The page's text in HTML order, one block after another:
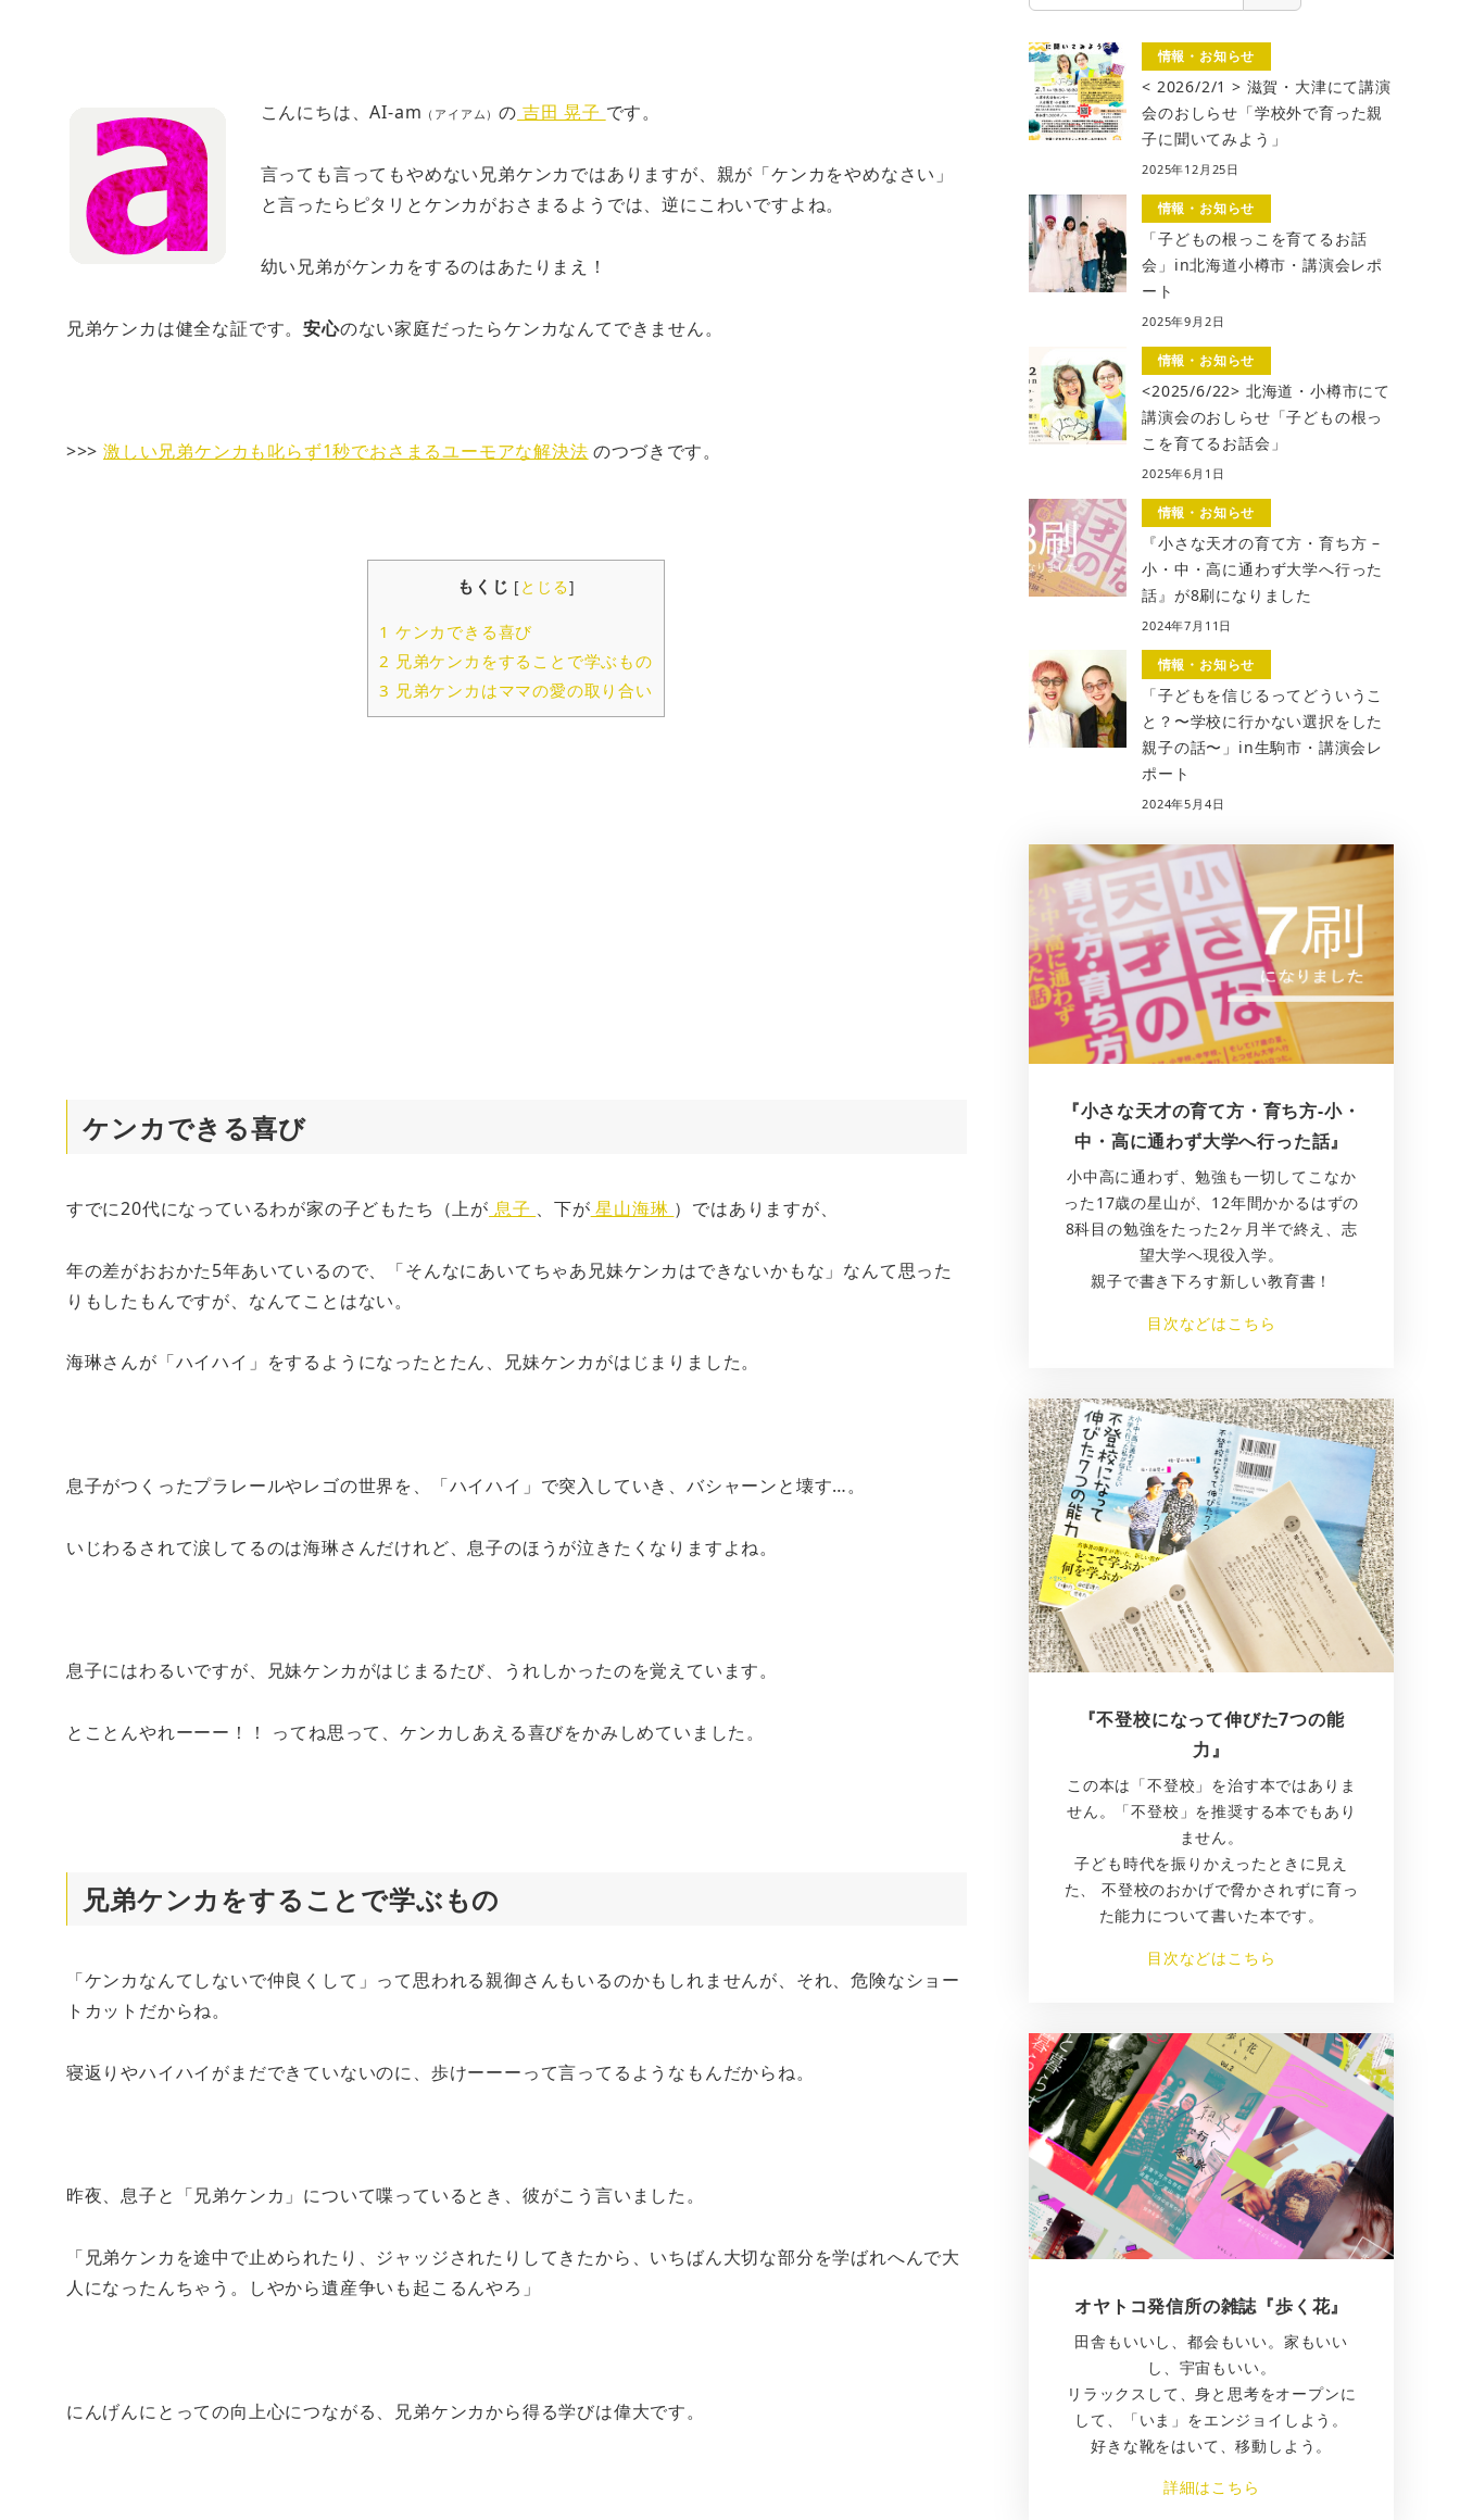
こんにちは、AI-am （アイアム）の 吉田 晃子 です。
言っても言ってもやめない兄弟ケンカではありますが、親が「ケンカをやめなさい」
と言ったらピタリとケンカがおさまるようでは、逆にこわいですよね。
幼い兄弟がケンカをするのはあたりまえ！
兄弟ケンカは健全な証です。安心のない家庭だったらケンカなんてできません。
>>> 激しい兄弟ケンカも叱らず1秒でおさまるユーモアな解決法 のつづきです。
もくじ [とじる]
1 ケンカできる喜び
2 兄弟ケンカをすることで学ぶもの
3 兄弟ケンカはママの愛の取り合い
ケンカできる喜び
すでに20代になっているわが家の子どもたち（上が 息子 、下が 星山海琳 ）ではありますが、
年の差がおおかた5年あいているので、「そんなにあいてちゃあ兄妹ケンカはできないかもな」なんて思った
りもしたもんですが、なんてことはない。
海琳さんが「ハイハイ」をするようになったとたん、兄妹ケンカがはじまりました。
息子がつくったプラレールやレゴの世界を、「ハイハイ」で突入していき、バシャーンと壊す…。
いじわるされて涙してるのは海琳さんだけれど、息子のほうが泣きたくなりますよね。
息子にはわるいですが、兄妹ケンカがはじまるたび、うれしかったのを覚えています。
とことんやれーーー！！ ってね思って、ケンカしあえる喜びをかみしめていました。
兄弟ケンカをすることで学ぶもの
「ケンカなんてしないで仲良くして」って思われる親御さんもいるのかもしれませんが、それ、危険なショー
トカットだからね。
寝返りやハイハイがまだできていないのに、歩けーーーって言ってるようなもんだからね。
昨夜、息子と「兄弟ケンカ」について喋っているとき、彼がこう言いました。
「兄弟ケンカを途中で止められたり、ジャッジされたりしてきたから、いちばん大切な部分を学ばれへんで大
人になったんちゃう。しやから遺産争いも起こるんやろ」
にんげんにとっての向上心につながる、兄弟ケンカから得る学びは偉大です。
情報・お知らせ
< 2026/2/1 > 滋賀・大津にて講演
会のおしらせ「学校外で育った親
子に聞いてみよう」
2025年12月25日
情報・お知らせ
「子どもの根っこを育てるお話
会」in北海道小樽市・講演会レポ
ート
2025年9月2日
情報・お知らせ
<2025/6/22> 北海道・小樽市にて
講演会のおしらせ「子どもの根っ
こを育てるお話会」
2025年6月1日
情報・お知らせ
『小さな天才の育て方・育ち方 –
小・中・高に通わず大学へ行った
話』が8刷になりました
2024年7月11日
情報・お知らせ
「子どもを信じるってどういうこ
と？〜学校に行かない選択をした
親子の話〜」in生駒市・講演会レ
ポート
2024年5月4日
『小さな天才の育て方・育ち方-小・
中・高に通わず大学へ行った話』
小中高に通わず、勉強も一切してこなか
った17歳の星山が、12年間かかるはずの
8科目の勉強をたった2ヶ月半で終え、志
望大学へ現役入学。
親子で書き下ろす新しい教育書！
目次などはこちら
『不登校になって伸びた7つの能
力』
この本は「不登校」を治す本ではありま
せん。「不登校」を推奨する本でもあり
ません。
子ども時代を振りかえったときに見え
た、 不登校のおかげで脅かされずに育っ
た能力について書いた本です。
目次などはこちら
オヤトコ発信所の雑誌『歩く花』
田舎もいいし、都会もいい。家もいい
し、宇宙もいい。
リラックスして、身と思考をオープンに
して、「いま」をエンジョイしよう。
好きな靴をはいて、移動しよう。
詳細はこちら